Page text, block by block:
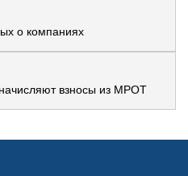
о компаниях
взносы из МРОТ